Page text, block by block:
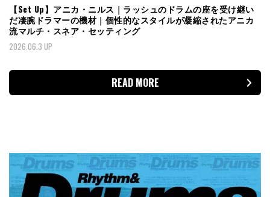
【Set Up】アニカ・ニルス｜ラッシュのドラムの座を受け継い
だ凄腕ドラマーの機材｜個性的なスタイルが凝縮されたアニカ
流マルチ・スネア・セッティング
2026.06.3 UP
READ MORE